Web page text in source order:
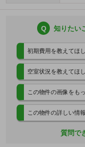
Q 知りたい
初期費用を教えてほ
空室状況を教えてほ
この物件の画像をも
この物件の詳しい情
質問で